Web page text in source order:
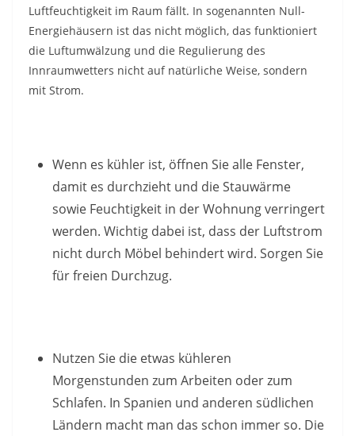
Luftfeuchtigkeit im Raum fällt. In sogenannten Null-
Energiehäusern ist das nicht möglich, das funktioniert
die Luftumwälzung und die Regulierung des
Innraumwetters nicht auf natürliche Weise, sondern
mit Strom.
Wenn es kühler ist, öffnen Sie alle Fenster,
damit es durchzieht und die Stauwärme
sowie Feuchtigkeit in der Wohnung verringert
werden. Wichtig dabei ist, dass der Luftstrom
nicht durch Möbel behindert wird. Sorgen Sie
für freien Durchzug.
Nutzen Sie die etwas kühleren
Morgenstunden zum Arbeiten oder zum
Schlafen. In Spanien und anderen südlichen
Ländern macht man das schon immer so. Die